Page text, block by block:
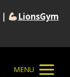
|
LionsGym
MENU